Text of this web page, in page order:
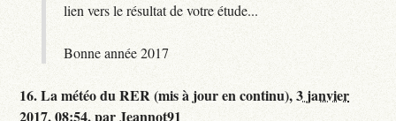
lien vers le résultat de votre étude...
Bonne année 2017
16.La météo du RER (mis à jour en continu),3 janvier
2017, 08:54,parJeannot91